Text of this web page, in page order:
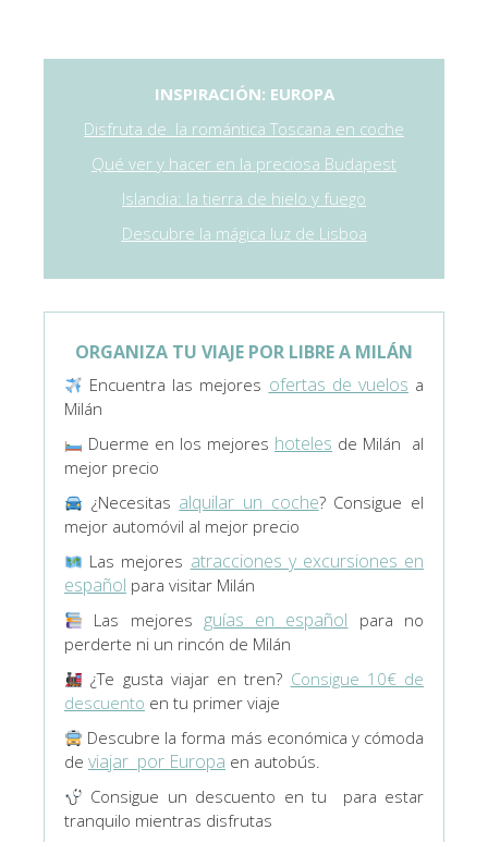
INSPIRACIÓN: EUROPA
Disfruta de la romántica Toscana en coche
Qué ver y hacer en la preciosa Budapest
Islandia: la tierra de hielo y fuego
Descubre la mágica luz de Lisboa
ORGANIZA TU VIAJE POR LIBRE A MILÁN
Encuentra las mejores ofertas de vuelos a
Milán
Duerme en los mejores hoteles de Milán al
mejor precio
¿Necesitas alquilar un coche? Consigue el
mejor automóvil al mejor precio
Las mejores atracciones y excursiones en
español para visitar Milán
Las mejores guías en español
para no
perderte ni un rincón de Milán
¿Te gusta viajar en tren? Consigue 10€ de
descuento en tu primer viaje
Descubre la forma más económica y cómoda
de viajar por Europa en autobús.
Consigue un descuento en tu
para estar
tranquilo mientras disfrutas